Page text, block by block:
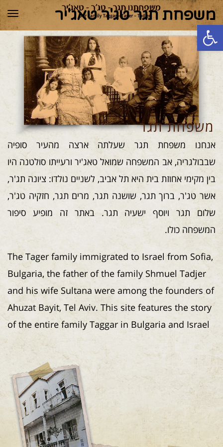
פתח סרגל נגישות
משפחת תגר טג'ר טאג'יר
משפחת תגר
אנחנו משפחת תגר שעלתה ארצה מהעיר סופיה
שבבולגריה, אב המשפחה שמואל טאג'יר ורעייתו סולטנה היו
בין מקימי אחוזת בית היא תל אביב, לשניים נולדו: ציונה תג'ר,
אשר טג'ר, ברוך תגר, שושנה תגר, מרים תגר, חזקיה טג'ר,
שלום תגר ויוסף ישעיה תגר. באתר זה מופיע סיפור
המשפחה כולו.
The Tager family immigrated to Israel from Sofia,
Bulgaria, the father of the family Shmuel Tadjer
and his wife Sultana were among the founders of
Ahuzat Bayit, Tel Aviv. This site features the story
of the entire family Taggar in Bulgaria and Israel